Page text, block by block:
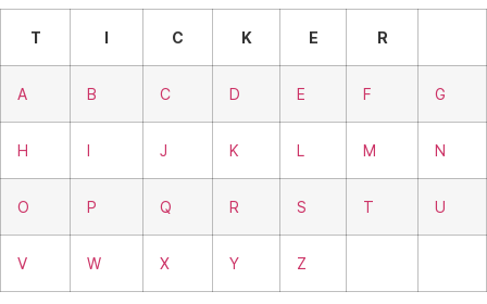
T I C K E R
A B C D E F G
H I J K L M N
O P Q R S T U
V W X Y Z